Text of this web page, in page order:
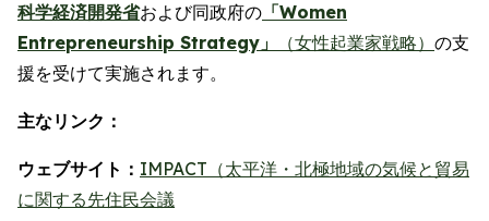
科学経済開発省および同政府の 「Women
Entrepreneurship Strategy」
（女性起業家戦略） の支
援を受けて実施されます。
主なリンク：
ウェブサイト： IMPACT（太平洋・北極地域の気候と貿易
に関する先住民会議